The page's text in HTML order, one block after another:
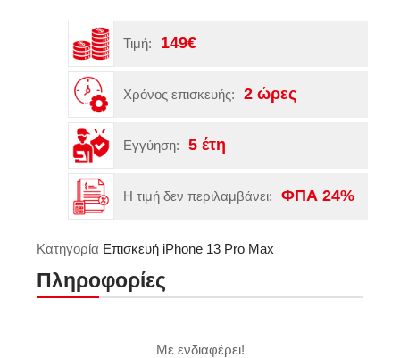
Τιμή: 149€
Χρόνος επισκευής: 2 ώρες
Εγγύηση: 5 έτη
Η τιμή δεν περιλαμβάνει: ΦΠΑ 24%
Κατηγορία Επισκευή iPhone 13 Pro Max
Πληροφορίες
Με ενδιαφέρει!